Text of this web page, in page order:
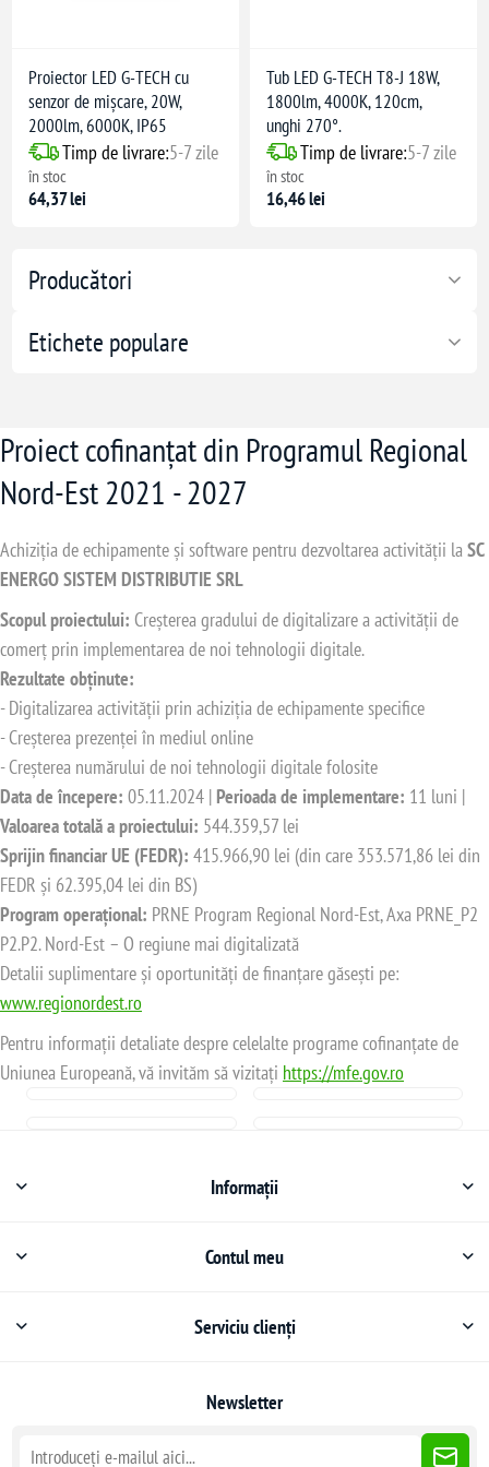
Producători
Etichete populare
Proiector LED G-TECH cu
senzor de mișcare, 20W,
2000lm, 6000K, IP65
Timp de livrare:5-7 zile
în stoc
64,37 lei
Tub LED G-TECH T8-J 18W,
1800lm, 4000K, 120cm,
unghi 270°.
Timp de livrare:5-7 zile
în stoc
16,46 lei
Proiect cofinanțat din Programul Regional
Nord-Est 2021 - 2027
Achiziția de echipamente și software pentru dezvoltarea activității laSC
ENERGO SISTEM DISTRIBUTIE SRL
Scopul proiectului: Creșterea gradului de digitalizare a activității de
comerț prin implementarea de noi tehnologii digitale.
Rezultate obținute:
- Digitalizarea activității prin achiziția de echipamente specifice
- Creșterea prezenței în mediul online
- Creșterea numărului de noi tehnologii digitale folosite
Data de începere: 05.11.2024 | Perioada de implementare: 11 luni |
Valoarea totală a proiectului: 544.359,57 lei
Sprijin financiar UE (FEDR): 415.966,90 lei (din care 353.571,86 lei din
FEDR și 62.395,04 lei din BS)
Program operațional: PRNE Program Regional Nord-Est, Axa PRNE_P2
P2.P2. Nord-Est – O regiune mai digitalizată
Detalii suplimentare și oportunități de finanțare găsești pe:
www.regionordest.ro
Pentru informații detaliate despre celelalte programe cofinanțate de
Uniunea Europeană, vă invităm să vizitați https://mfe.gov.ro
Informații
Contul meu
Serviciu clienți
Newsletter